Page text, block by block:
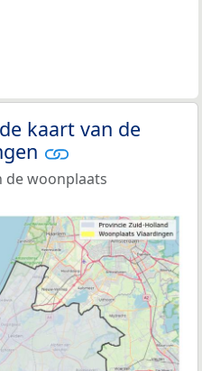
kaart van de
de woonplaats